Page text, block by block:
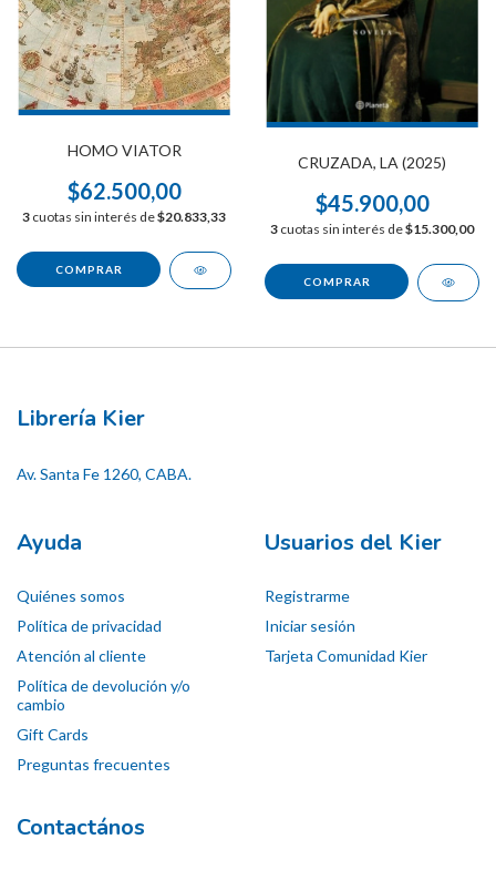
HOMO VIATOR
$62.500,00
3 cuotas sin interés de$20.833,33
CRUZADA, LA (2025)
$45.900,00
3 cuotas sin interés de$15.300,00
Librería Kier
Av. Santa Fe 1260, CABA.
Ayuda
Quiénes somos
Política de privacidad
Atención al cliente
Política de devolución y/o
cambio
Gift Cards
Preguntas frecuentes
Usuarios del Kier
Registrarme
Iniciar sesión
Tarjeta Comunidad Kier
Contactános